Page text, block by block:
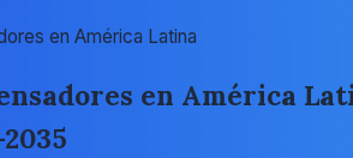
en América Latina
en América